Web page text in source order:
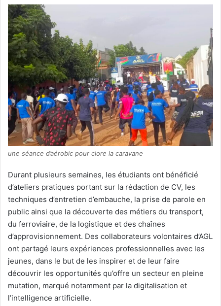
une séance d’aérobic pour clore la caravane
Durant plusieurs semaines, les étudiants ont bénéficié
d’ateliers pratiques portant sur la rédaction de CV, les
techniques d’entretien d’embauche, la prise de parole en
public ainsi que la découverte des métiers du transport,
du ferroviaire, de la logistique et des chaînes
d’approvisionnement. Des collaborateurs volontaires d’AGL
ont partagé leurs expériences professionnelles avec les
jeunes, dans le but de les inspirer et de leur faire
découvrir les opportunités qu’offre un secteur en pleine
mutation, marqué notamment par la digitalisation et
l’intelligence artificielle.